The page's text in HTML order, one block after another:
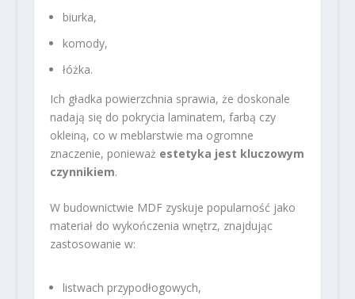
biurka,
komody,
łóżka.
Ich gładka powierzchnia sprawia, że doskonale
nadają się do pokrycia laminatem, farbą czy
okleiną, co w meblarstwie ma ogromne
znaczenie, ponieważ estetyka jest kluczowym
czynnikiem.
W budownictwie MDF zyskuje popularność jako
materiał do wykończenia wnętrz, znajdując
zastosowanie w:
listwach przypodłogowych,